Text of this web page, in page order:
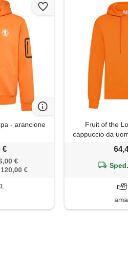
- arancione
€
€
€
Fruit of the
cappuccio da
3), colore: